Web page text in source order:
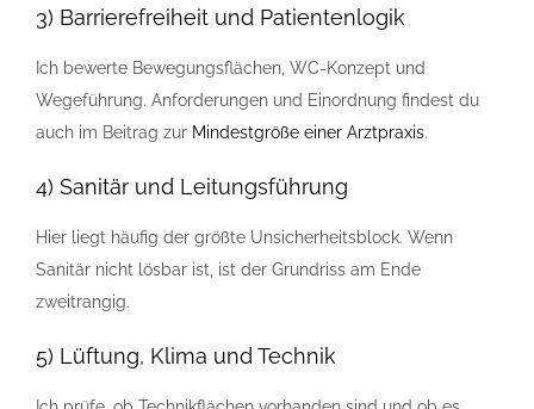
3) Barrierefreiheit und Patientenlogik
Ich bewerte Bewegungsflächen, WC-Konzept und
Wegeführung. Anforderungen und Einordnung findest du
auch im Beitrag zur Mindestgröße einer Arztpraxis.
4) Sanitär und Leitungsführung
Hier liegt häufig der größte Unsicherheitsblock. Wenn
Sanitär nicht lösbar ist, ist der Grundriss am Ende
zweitrangig.
5) Lüftung, Klima und Technik